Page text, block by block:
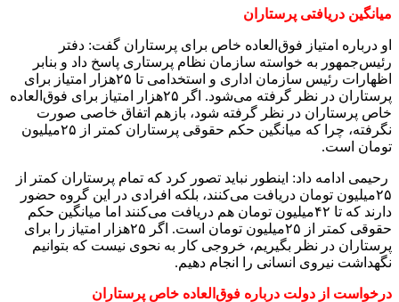
میانگین دریافتی پرستاران
او درباره امتیاز فوق‌العاده خاص برای پرستاران گفت: دفتر
رئیس‌جمهور به خواسته سازمان نظام پرستاری پاسخ داد و بنابر
اظهارات رئیس سازمان اداری و استخدامی تا ۲۵هزار امتیاز برای
پرستاران در نظر گرفته می‌شود. اگر ۲۵هزار امتیاز برای فوق‌العاده
خاص پرستاران در نظر گرفته شود، بازهم اتفاق خاصی صورت
نگرفته، چرا که میانگین حکم حقوقی پرستاران کمتر از ۲۵میلیون
تومان است.
رحیمی ادامه داد: اینطور نباید تصور کرد که تمام پرستاران کمتر از
۲۵میلیون تومان دریافت می‌کنند، بلکه افرادی در این گروه حضور
دارند که تا ۴۲میلیون تومان هم دریافت می‌کنند اما میانگین حکم
حقوقی کمتر از ۲۵میلیون تومان است. اگر ۲۵هزار امتیاز را برای
پرستاران در نظر بگیریم، خروجی کار به نحوی نیست که بتوانیم
نگهداشت نیروی انسانی را انجام دهیم.
درخواست از دولت درباره فوق‌العاده خاص پرستاران